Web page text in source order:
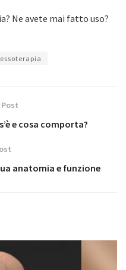
Ne avete mai fatto uso?
e cosa comporta?
anatomia e funzione